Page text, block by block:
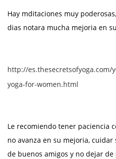
Hay mditaciones muy
dias notara mucha mejoria en
http://
yoga-for-women.html
Le recomiendo tener paciencia
no avanza en su mejoria,
de buenos amigos y no dejar